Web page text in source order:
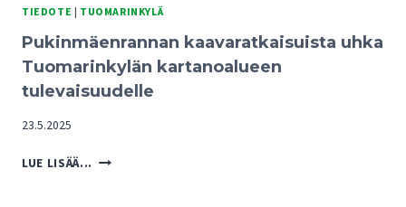
TIEDOTE | TUOMARINKYLÄ
Pukinmäenrannan kaavaratkaisuista uhka
Tuomarinkylän kartanoalueen
tulevaisuudelle
23.5.2025
LUE LISÄÄ... PUKINMÄENRANNAN